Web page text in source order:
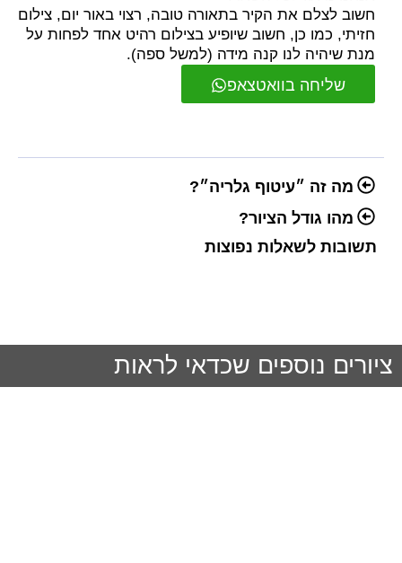
שליחה בוואטצאפ
חשוב לצלם את הקיר בתאורה טובה, רצוי באור יום, צילום
חזיתי, כמו כן, חשוב שיופיע בצילום רהיט אחד לפחות על
מנת שיהיה לנו קנה מידה (למשל ספה).
מה זה ״עיטוף גלריה״?
מהו גודל הציור?
תשובות לשאלות נפוצות
ציורים נוספים שכדאי לראות